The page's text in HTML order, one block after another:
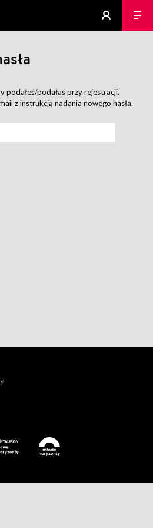
podałeś/podałaś przy rejestracji.
z instrukcją nadania nowego hasła.